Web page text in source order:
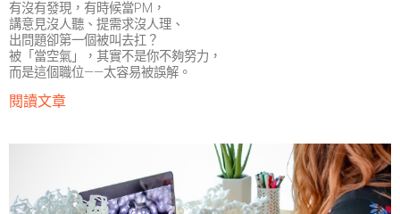
有沒有發現，有時候當PM，
講意見沒人聽、提需求沒人理、
出問題卻第一個被叫去扛？
被「當空氣」，其實不是你不夠努力，
而是這個職位——太容易被誤解。
閱讀文章